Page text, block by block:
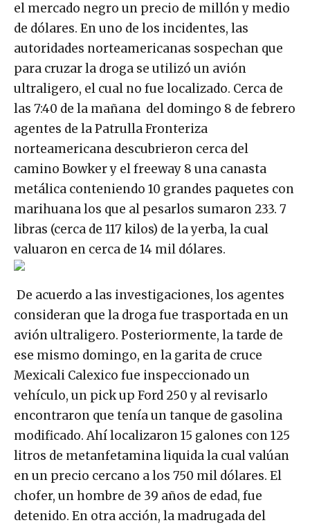
el mercado negro un precio de millón y medio
de dólares. En uno de los incidentes, las
autoridades norteamericanas sospechan que
para cruzar la droga se utilizó un avión
ultraligero, el cual no fue localizado. Cerca de
las 7:40 de la mañana del domingo 8 de febrero
agentes de la Patrulla Fronteriza
norteamericana descubrieron cerca del
camino Bowker y el freeway 8 una canasta
metálica conteniendo 10 grandes paquetes con
marihuana los que al pesarlos sumaron 233. 7
libras (cerca de 117 kilos) de la yerba, la cual
valuaron en cerca de 14 mil dólares.
De acuerdo a las investigaciones, los agentes
consideran que la droga fue trasportada en un
avión ultraligero. Posteriormente, la tarde de
ese mismo domingo, en la garita de cruce
Mexicali Calexico fue inspeccionado un
vehículo, un pick up Ford 250 y al revisarlo
encontraron que tenía un tanque de gasolina
modificado. Ahí localizaron 15 galones con 125
litros de metanfetamina liquida la cual valúan
en un precio cercano a los 750 mil dólares. El
chofer, un hombre de 39 años de edad, fue
detenido. En otra acción, la madrugada del